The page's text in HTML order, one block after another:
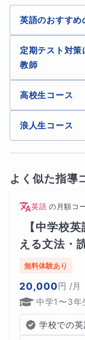
学校でご
だくこと
【受講者
英語のおすす
定期テスト対
教師
高校生コース
浪人生コース
よく似た指導
英語 の 月額コ
【中学校
える文法・
無料体験あり
20,000円 /月
中学1〜3年
学校での